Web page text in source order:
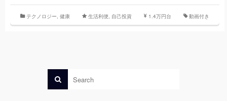
テクノロジー, 健康 生活利便, 自己投資 1.4万円台 動画付き